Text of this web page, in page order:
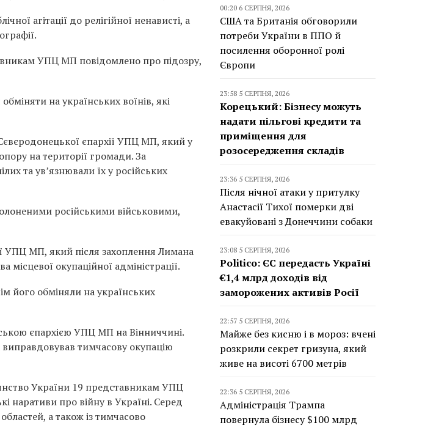
агітації до релігійної ненависті, а
УПЦ МП повідомлено про підозру,
на українських воїнів, які
єпархії УПЦ МП, який у
на території громади. За
та ув’язнювали їх у російських
російськими військовими,
УПЦ МП, який після захоплення Лимана
окупаційної адміністрації.
його обміняли на українських
єпархією УПЦ МП на Вінниччині.
тимчасову окупацію
України 19 представникам УПЦ
наративи про війну в Україні. Серед
а також із тимчасово
00:20 6 СЕРПНЯ, 2026
США та Британія обговорили
потреби України в ППО й
посилення оборонної ролі
Європи
23:58 5 СЕРПНЯ, 2026
Корецький: Бізнесу можуть
надати пільгові кредити та
приміщення для
розосередження складів
23:36 5 СЕРПНЯ, 2026
Після нічної атаки у притулку
Анастасії Тихої померки дві
евакуйовані з Донеччини собаки
23:08 5 СЕРПНЯ, 2026
Politico: ЄС передасть Україні
€1,4 млрд доходів від
заморожених активів Росії
22:57 5 СЕРПНЯ, 2026
Майже без кисню і в мороз: вчені
розкрили секрет гризуна, який
живе на висоті 6700 метрів
22:36 5 СЕРПНЯ, 2026
Адміністрація Трампа
повернула бізнесу $100 млрд